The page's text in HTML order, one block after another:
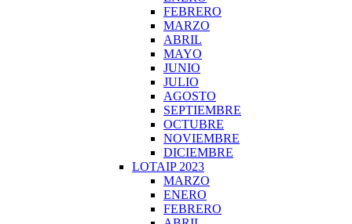
FEBRERO
MARZO
ABRIL
MAYO
JUNIO
JULIO
AGOSTO
SEPTIEMBRE
OCTUBRE
NOVIEMBRE
DICIEMBRE
LOTAIP 2023
MARZO
ENERO
FEBRERO